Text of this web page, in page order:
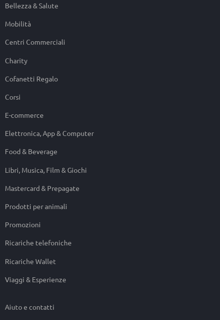
Bellezza & Salute
Mobilità
Centri Commerciali
Charity
Cofanetti Regalo
Corsi
E-commerce
Elettronica, App & Computer
Food & Beverage
Libri, Musica, Film & Giochi
Mastercard & Prepagate
Prodotti per animali
Promozioni
Ricariche telefoniche
Ricariche Wallet
Viaggi & Esperienze
Aiuto e contatti